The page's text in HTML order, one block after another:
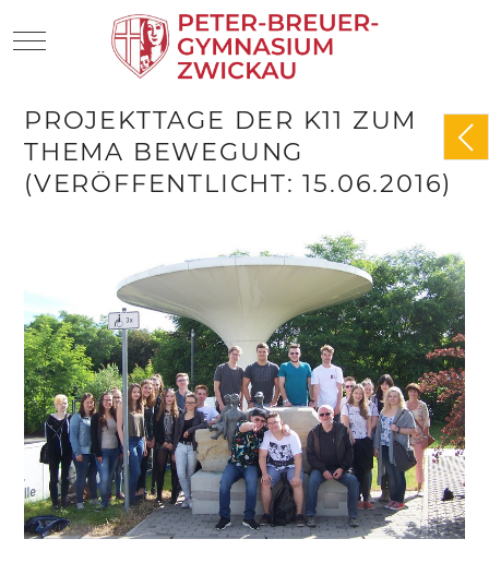
Mobile Menu Toggle
PROJEKTTAGE DER K11 ZUM
THEMA BEWEGUNG
(VERÖFFENTLICHT: 15.06.2016)